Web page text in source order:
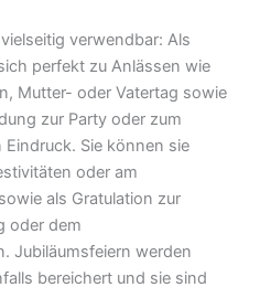
verwendbar: Als
perfekt zu Anlässen wie
Mutter- oder Vatertag sowie
zur Party oder zum
Sie können sie
oder am
als Gratulation zur
oder dem
Jubiläumsfeiern werden
bereichert und sie sind